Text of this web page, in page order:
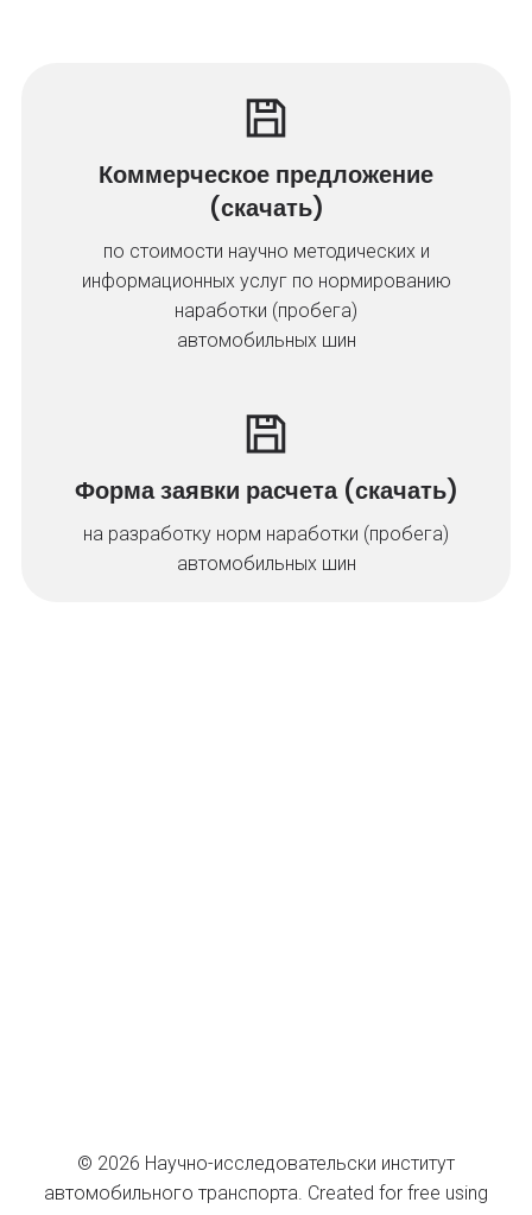
Коммерческое предложение
(скачать)
по стоимости научно методических и
информационных услуг по нормированию
наработки (пробега)
автомобильных шин
Форма заявки расчета (скачать)
на разработку норм наработки (пробега)
автомобильных шин
© 2026 Научно-исследовательски институт
автомобильного транспорта. Created for free using